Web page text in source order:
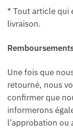
* Tout article qui
livraison.
Une fois que
retourné, nous
confirmer que
informerons
l’approbation ou